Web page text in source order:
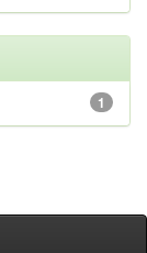
1